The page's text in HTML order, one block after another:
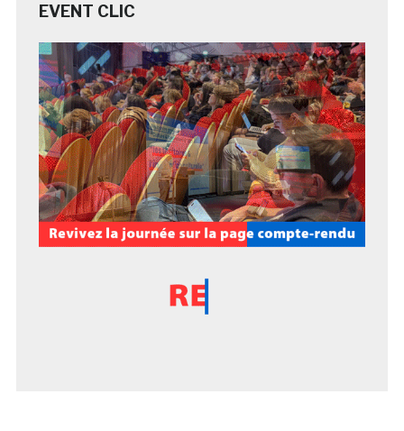
EVENT CLIC